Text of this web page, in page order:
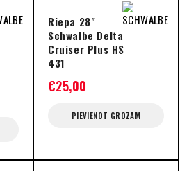
Riepa 28"
Schwalbe Delta
Cruiser Plus HS
431
€25,00
PIEVIENOT GROZAM